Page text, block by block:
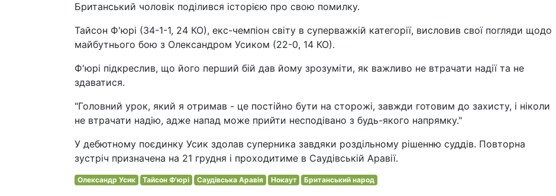
Британський чоловік поділився історією про свою помилку.
Тайсон Ф'юрі (34-1-1, 24 КО), екс-чемпіон світу в суперважкій категорії, висловив свої погляди щодо
майбутнього бою з Олександром Усиком (22-0, 14 КО).
Ф'юрі підкреслив, що його перший бій дав йому зрозуміти, як важливо не втрачати надії та не
здаватися.
"Головний урок, який я отримав - це постійно бути на сторожі, завжди готовим до захисту, і ніколи
не втрачати надію, адже напад може прийти несподівано з будь-якого напрямку."
У дебютному поєдинку Усик здолав суперника завдяки роздільному рішенню суддів. Повторна
зустріч призначена на 21 грудня і проходитиме в Саудівській Аравії.
Олександр Усик Тайсон Ф'юрі Саудівська Аравія Нокаут Британський народ